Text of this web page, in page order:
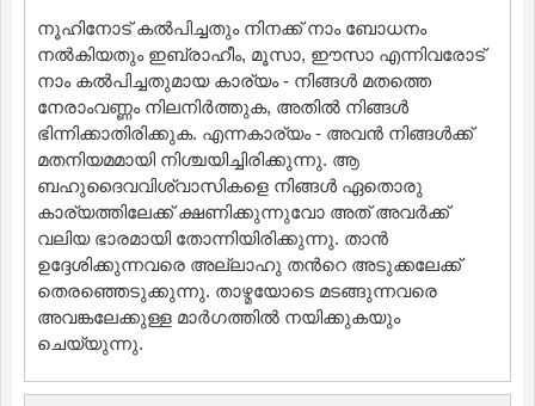
നൂഹിനോട് കല്‍പിച്ചതും നിനക്ക് നാം ബോധനം
നല്‍കിയതും ഇബ്രാഹീം, മൂസാ, ഈസാ എന്നിവരോട്
നാം കല്‍പിച്ചതുമായ കാര്യം - നിങ്ങള്‍ മതത്തെ
നേരാംവണ്ണം നിലനിര്‍ത്തുക, അതില്‍ നിങ്ങള്‍
ഭിന്നിക്കാതിരിക്കുക. എന്നകാര്യം - അവന്‍ നിങ്ങള്‍ക്ക്
മതനിയമമായി നിശ്ചയിച്ചിരിക്കുന്നു. ആ
ബഹുദൈവവിശ്വാസികളെ നിങ്ങള്‍ ഏതൊരു
കാര്യത്തിലേക്ക് ക്ഷണിക്കുന്നുവോ അത് അവര്‍ക്ക്
വലിയ ഭാരമായി തോന്നിയിരിക്കുന്നു. താന്‍
ഉദ്ദേശിക്കുന്നവരെ അല്ലാഹു തന്‍റെ അടുക്കലേക്ക്
തെരഞ്ഞെടുക്കുന്നു. താഴ്മയോടെ മടങ്ങുന്നവരെ
അവങ്കലേക്കുള്ള മാര്‍ഗത്തില്‍ നയിക്കുകയും
ചെയ്യുന്നു.